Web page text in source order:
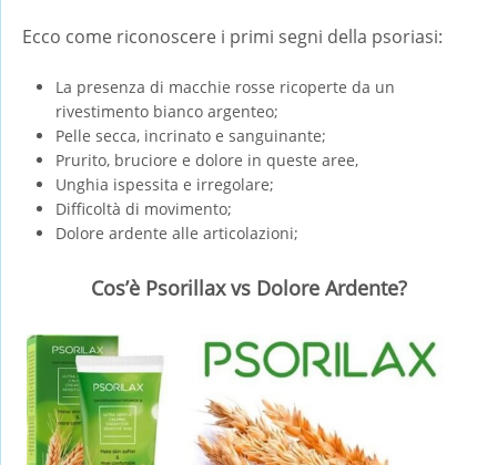
Ecco come riconoscere i primi segni della psoriasi:
La presenza di macchie rosse ricoperte da un
rivestimento bianco argenteo;
Pelle secca, incrinato e sanguinante;
Prurito, bruciore e dolore in queste aree,
Unghia ispessita e irregolare;
Difficoltà di movimento;
Dolore ardente alle articolazioni;
Cos’è Psorillax vs Dolore Ardente?